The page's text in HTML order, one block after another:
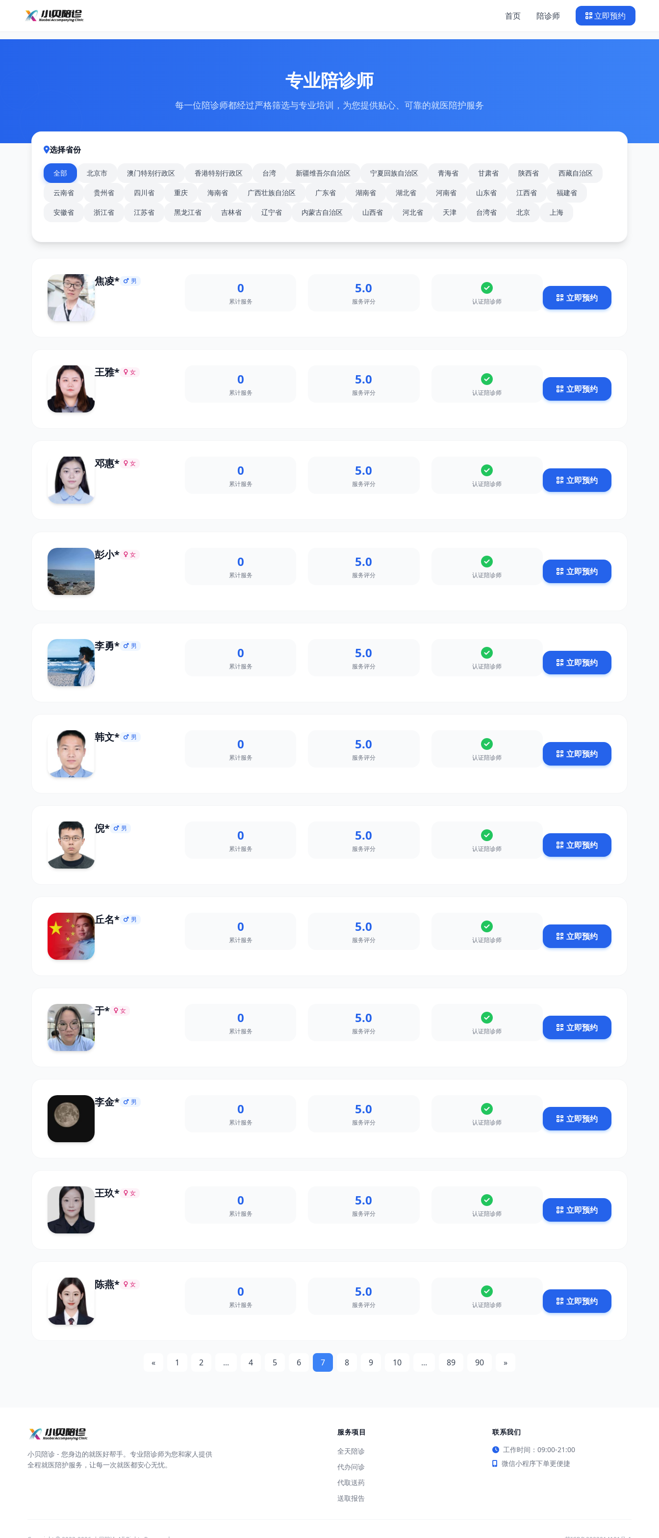
首页 陪诊师 立即预约
专业陪诊师
每一位陪诊师都经过严格筛选与专业培训，为您提供贴心、可靠的就医陪护服务
选择省份
全部 北京市 澳门特别行政区 香港特别行政区 台湾 新疆维吾尔自治区 宁夏回族自治区 青海省 甘肃省 陕西省 西藏自治区
云南省 贵州省 四川省 重庆 海南省 广西壮族自治区 广东省 湖南省 湖北省 河南省 山东省 江西省 福建省
安徽省 浙江省 江苏省 黑龙江省 吉林省 辽宁省 内蒙古自治区 山西省 河北省 天津 台湾省 北京 上海
焦凌* 男 0
累计服务
5.0
服务评分 认证陪诊师 立即预约
王雅* 女 0
累计服务
5.0
服务评分 认证陪诊师 立即预约
邓惠* 女 0
累计服务
5.0
服务评分 认证陪诊师 立即预约
彭小* 女 0
累计服务
5.0
服务评分 认证陪诊师 立即预约
李勇* 男 0
累计服务
5.0
服务评分 认证陪诊师 立即预约
韩文* 男 0
累计服务
5.0
服务评分 认证陪诊师 立即预约
倪* 男 0
累计服务
5.0
服务评分 认证陪诊师 立即预约
丘名* 男 0
累计服务
5.0
服务评分 认证陪诊师 立即预约
于* 女 0
累计服务
5.0
服务评分 认证陪诊师 立即预约
李金* 男 0
累计服务
5.0
服务评分 认证陪诊师 立即预约
王玖* 女 0
累计服务
5.0
服务评分 认证陪诊师 立即预约
陈燕* 女 0
累计服务
5.0
服务评分 认证陪诊师 立即预约
« 1 2 ... 4 5 6 7 8 9 10 ... 89 90 »
小贝陪诊 - 您身边的就医好帮手。专业陪诊师为您和家人提供
全程就医陪护服务，让每一次就医都安心无忧。
服务项目
全天陪诊
代办问诊
代取送药
送取报告
联系我们
工作时间：09:00-21:00
微信小程序下单更便捷